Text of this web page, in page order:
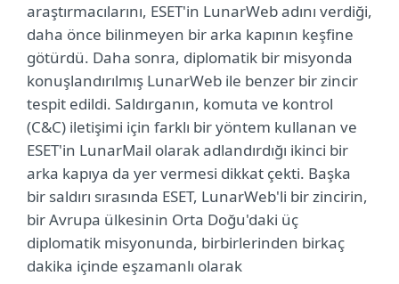
araştırmacılarını, ESET'in LunarWeb adını verdiği,
daha önce bilinmeyen bir arka kapının keşfine
götürdü. Daha sonra, diplomatik bir misyonda
konuşlandırılmış LunarWeb ile benzer bir zincir
tespit edildi. Saldırganın, komuta ve kontrol
(C&C) iletişimi için farklı bir yöntem kullanan ve
ESET'in LunarMail olarak adlandırdığı ikinci bir
arka kapıya da yer vermesi dikkat çekti. Başka
bir saldırı sırasında ESET, LunarWeb'li bir zincirin,
bir Avrupa ülkesinin Orta Doğu'daki üç
diplomatik misyonunda, birbirlerinden birkaç
dakika içinde eşzamanlı olarak